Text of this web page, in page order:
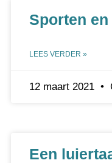
Sporten
LEES VERDER »
12 maart 2021
Een